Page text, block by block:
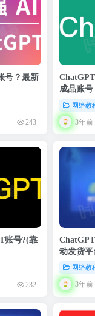
号？最新
243
成品账
网络教
3年前
账号?(靠
232
动发货
（
教程）
网络教
3年前